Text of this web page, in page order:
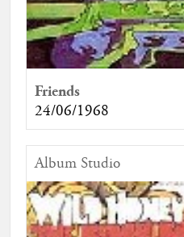
Friends
24/06/1968
Album Studio